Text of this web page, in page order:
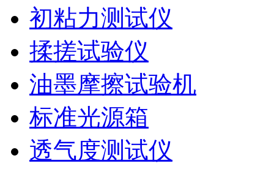
初粘力测试仪
揉搓试验仪
油墨摩擦试验机
标准光源箱
透气度测试仪